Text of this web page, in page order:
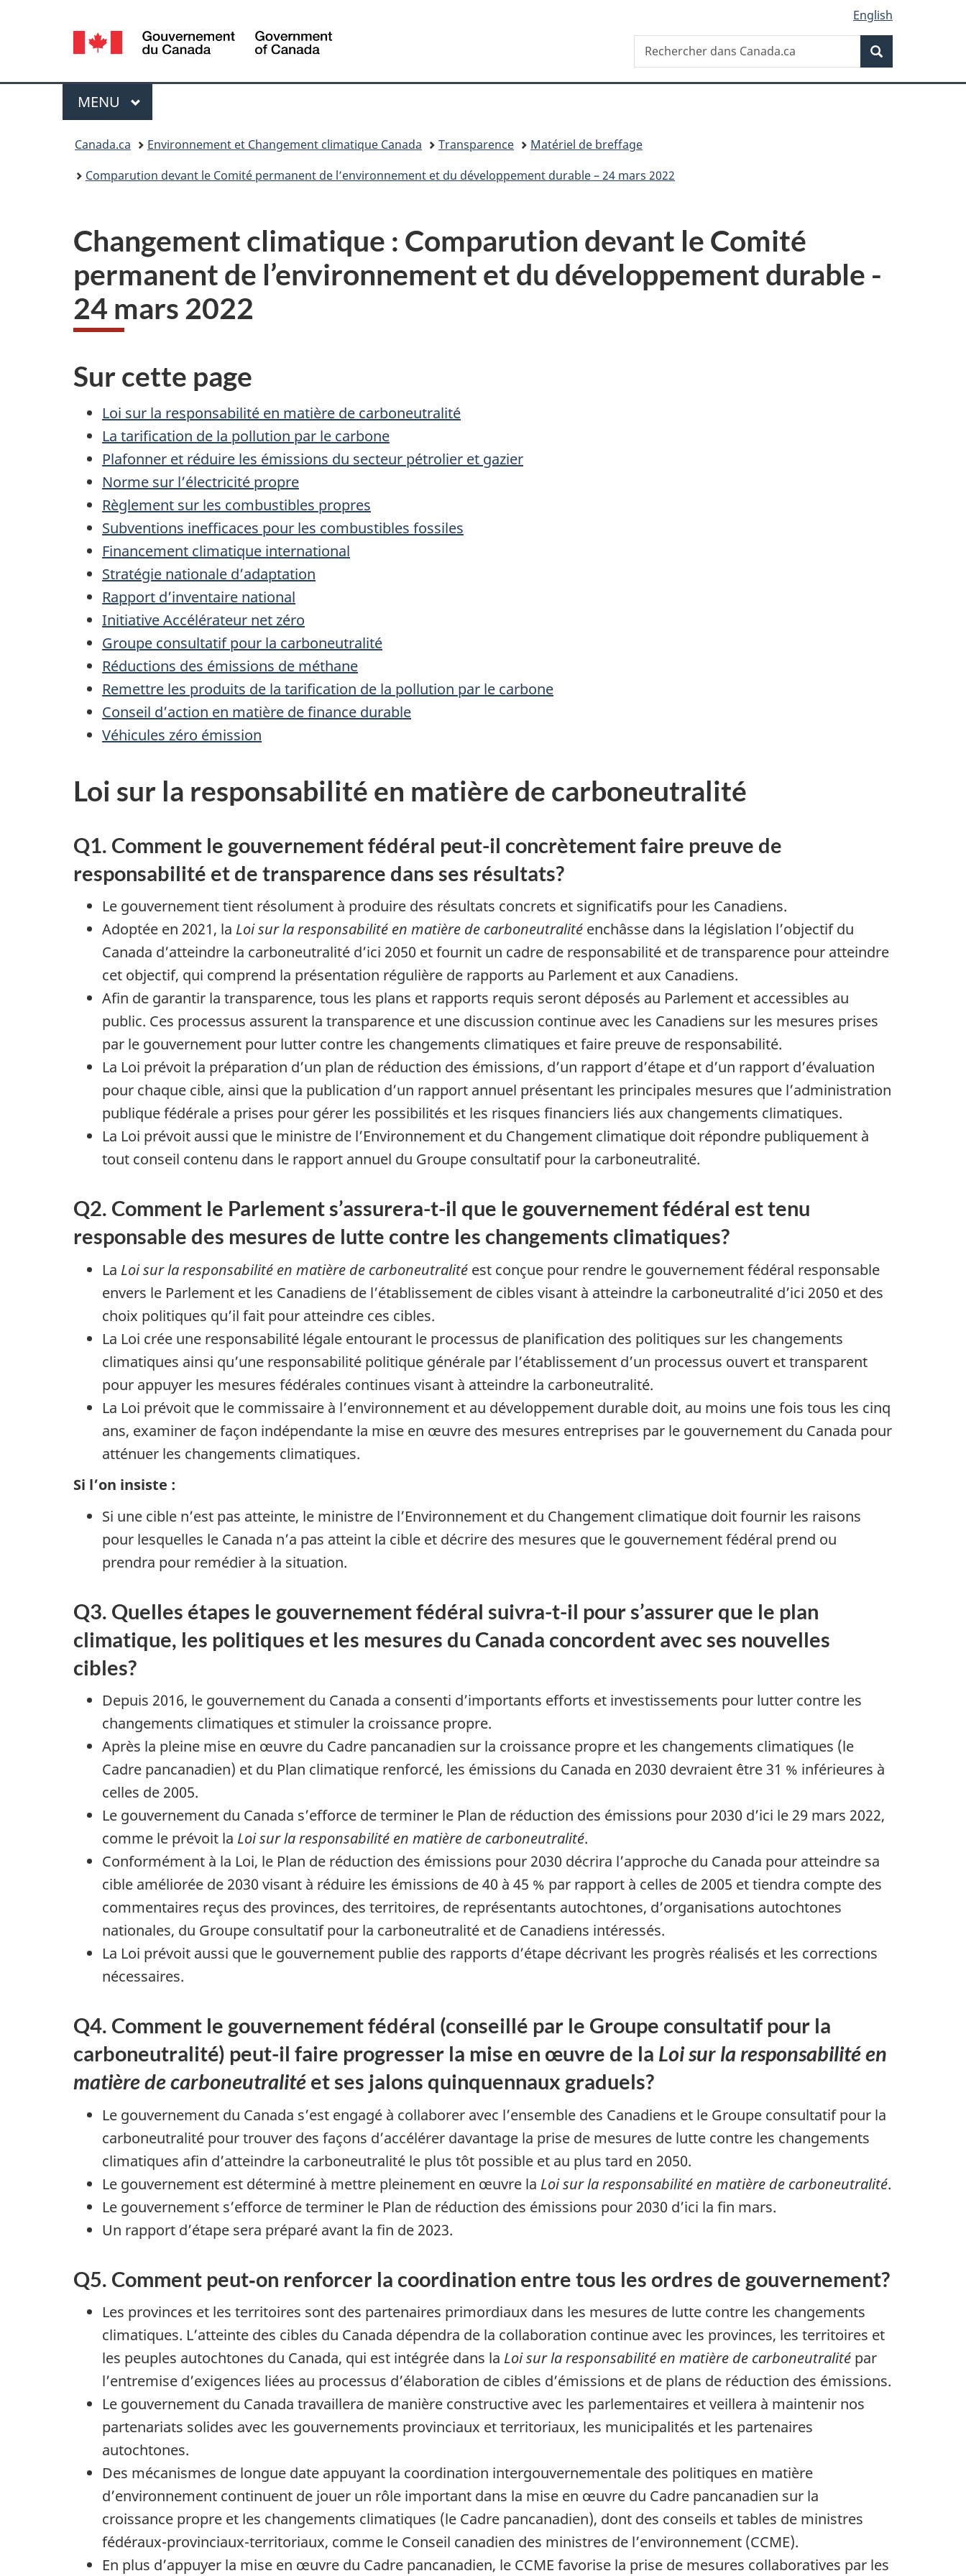
sujet
HTML
Sélection
de
la
langue
English
Canada
Recherche
Rechercher
dans
Menu
MENU PRINCIPAL
Canada.ca Environnement et Changement climatique Canada Transparence
Matériel de breffage
Comparution devant le Comité permanent de l’environnement et du développement durable – 24 mars 2022
Changement climatique : Comparution devant le Comité
permanent de l’environnement et du développement durable -
24 mars 2022
Sur cette page
Loi sur la responsabilité en matière de carboneutralité
La tarification de la pollution par le carbone
Plafonner et réduire les émissions du secteur pétrolier et gazier
Norme sur l’électricité propre
Règlement sur les combustibles propres
Subventions inefficaces pour les combustibles fossiles
Financement climatique international
Stratégie nationale d’adaptation
Rapport d’inventaire national
Initiative Accélérateur net zéro
Groupe consultatif pour la carboneutralité
Réductions des émissions de méthane
Remettre les produits de la tarification de la pollution par le carbone
Conseil d’action en matière de finance durable
Véhicules zéro émission
Loi sur la responsabilité en matière de carboneutralité
Q1. Comment le gouvernement fédéral peut-il concrètement faire preuve de
responsabilité et de transparence dans ses résultats?
Le gouvernement tient résolument à produire des résultats concrets et significatifs pour les Canadiens.
Adoptée en 2021, la Loi sur la responsabilité en matière de carboneutralité enchâsse dans la législation l’objectif du
Canada d’atteindre la carboneutralité d’ici 2050 et fournit un cadre de responsabilité et de transparence pour atteindre
cet objectif, qui comprend la présentation régulière de rapports au Parlement et aux Canadiens.
Afin de garantir la transparence, tous les plans et rapports requis seront déposés au Parlement et accessibles au
public. Ces processus assurent la transparence et une discussion continue avec les Canadiens sur les mesures prises
par le gouvernement pour lutter contre les changements climatiques et faire preuve de responsabilité.
La Loi prévoit la préparation d’un plan de réduction des émissions, d’un rapport d’étape et d’un rapport d’évaluation
pour chaque cible, ainsi que la publication d’un rapport annuel présentant les principales mesures que l’administration
publique fédérale a prises pour gérer les possibilités et les risques financiers liés aux changements climatiques.
La Loi prévoit aussi que le ministre de l’Environnement et du Changement climatique doit répondre publiquement à
tout conseil contenu dans le rapport annuel du Groupe consultatif pour la carboneutralité.
Q2. Comment le Parlement s’assurera-t-il que le gouvernement fédéral est tenu
responsable des mesures de lutte contre les changements climatiques?
La Loi sur la responsabilité en matière de carboneutralité est conçue pour rendre le gouvernement fédéral responsable
envers le Parlement et les Canadiens de l’établissement de cibles visant à atteindre la carboneutralité d’ici 2050 et des
choix politiques qu’il fait pour atteindre ces cibles.
La Loi crée une responsabilité légale entourant le processus de planification des politiques sur les changements
climatiques ainsi qu’une responsabilité politique générale par l’établissement d’un processus ouvert et transparent
pour appuyer les mesures fédérales continues visant à atteindre la carboneutralité.
La Loi prévoit que le commissaire à l’environnement et au développement durable doit, au moins une fois tous les cinq
ans, examiner de façon indépendante la mise en œuvre des mesures entreprises par le gouvernement du Canada pour
atténuer les changements climatiques.
Si l’on insiste :
Si une cible n’est pas atteinte, le ministre de l’Environnement et du Changement climatique doit fournir les raisons
pour lesquelles le Canada n’a pas atteint la cible et décrire des mesures que le gouvernement fédéral prend ou
prendra pour remédier à la situation.
Q3. Quelles étapes le gouvernement fédéral suivra-t-il pour s’assurer que le plan
climatique, les politiques et les mesures du Canada concordent avec ses nouvelles
cibles?
Depuis 2016, le gouvernement du Canada a consenti d’importants efforts et investissements pour lutter contre les
changements climatiques et stimuler la croissance propre.
Après la pleine mise en œuvre du Cadre pancanadien sur la croissance propre et les changements climatiques (le
Cadre pancanadien) et du Plan climatique renforcé, les émissions du Canada en 2030 devraient être 31 % inférieures à
celles de 2005.
Le gouvernement du Canada s’efforce de terminer le Plan de réduction des émissions pour 2030 d’ici le 29 mars 2022,
comme le prévoit la Loi sur la responsabilité en matière de carboneutralité.
Conformément à la Loi, le Plan de réduction des émissions pour 2030 décrira l’approche du Canada pour atteindre sa
cible améliorée de 2030 visant à réduire les émissions de 40 à 45 % par rapport à celles de 2005 et tiendra compte des
commentaires reçus des provinces, des territoires, de représentants autochtones, d’organisations autochtones
nationales, du Groupe consultatif pour la carboneutralité et de Canadiens intéressés.
La Loi prévoit aussi que le gouvernement publie des rapports d’étape décrivant les progrès réalisés et les corrections
nécessaires.
Q4. Comment le gouvernement fédéral (conseillé par le Groupe consultatif pour la
carboneutralité) peut-il faire progresser la mise en œuvre de la Loi sur la responsabilité en
matière de carboneutralité et ses jalons quinquennaux graduels?
Le gouvernement du Canada s’est engagé à collaborer avec l’ensemble des Canadiens et le Groupe consultatif pour la
carboneutralité pour trouver des façons d’accélérer davantage la prise de mesures de lutte contre les changements
climatiques afin d’atteindre la carboneutralité le plus tôt possible et au plus tard en 2050.
Le gouvernement est déterminé à mettre pleinement en œuvre la Loi sur la responsabilité en matière de carboneutralité.
Le gouvernement s’efforce de terminer le Plan de réduction des émissions pour 2030 d’ici la fin mars.
Un rapport d’étape sera préparé avant la fin de 2023.
Q5. Comment peut‑on renforcer la coordination entre tous les ordres de gouvernement?
Les provinces et les territoires sont des partenaires primordiaux dans les mesures de lutte contre les changements
climatiques. L’atteinte des cibles du Canada dépendra de la collaboration continue avec les provinces, les territoires et
les peuples autochtones du Canada, qui est intégrée dans la Loi sur la responsabilité en matière de carboneutralité par
l’entremise d’exigences liées au processus d’élaboration de cibles d’émissions et de plans de réduction des émissions.
Le gouvernement du Canada travaillera de manière constructive avec les parlementaires et veillera à maintenir nos
partenariats solides avec les gouvernements provinciaux et territoriaux, les municipalités et les partenaires
autochtones.
Des mécanismes de longue date appuyant la coordination intergouvernementale des politiques en matière
d’environnement continuent de jouer un rôle important dans la mise en œuvre du Cadre pancanadien sur la
croissance propre et les changements climatiques (le Cadre pancanadien), dont des conseils et tables de ministres
fédéraux-provinciaux-territoriaux, comme le Conseil canadien des ministres de l’environnement (CCME).
En plus d’appuyer la mise en œuvre du Cadre pancanadien, le CCME favorise la prise de mesures collaboratives par les